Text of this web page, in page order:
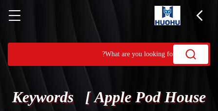
Keywords [ Apple Pod House